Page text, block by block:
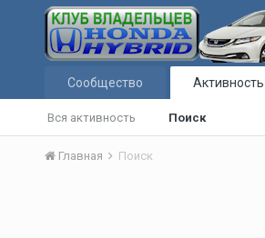
Сообщество Активность
Вся активность Поиск
Главная Поиск